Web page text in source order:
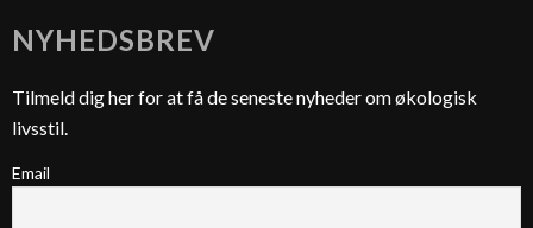
NYHEDSBREV
Tilmeld dig her for at få de seneste nyheder om økologisk
livsstil.
Email